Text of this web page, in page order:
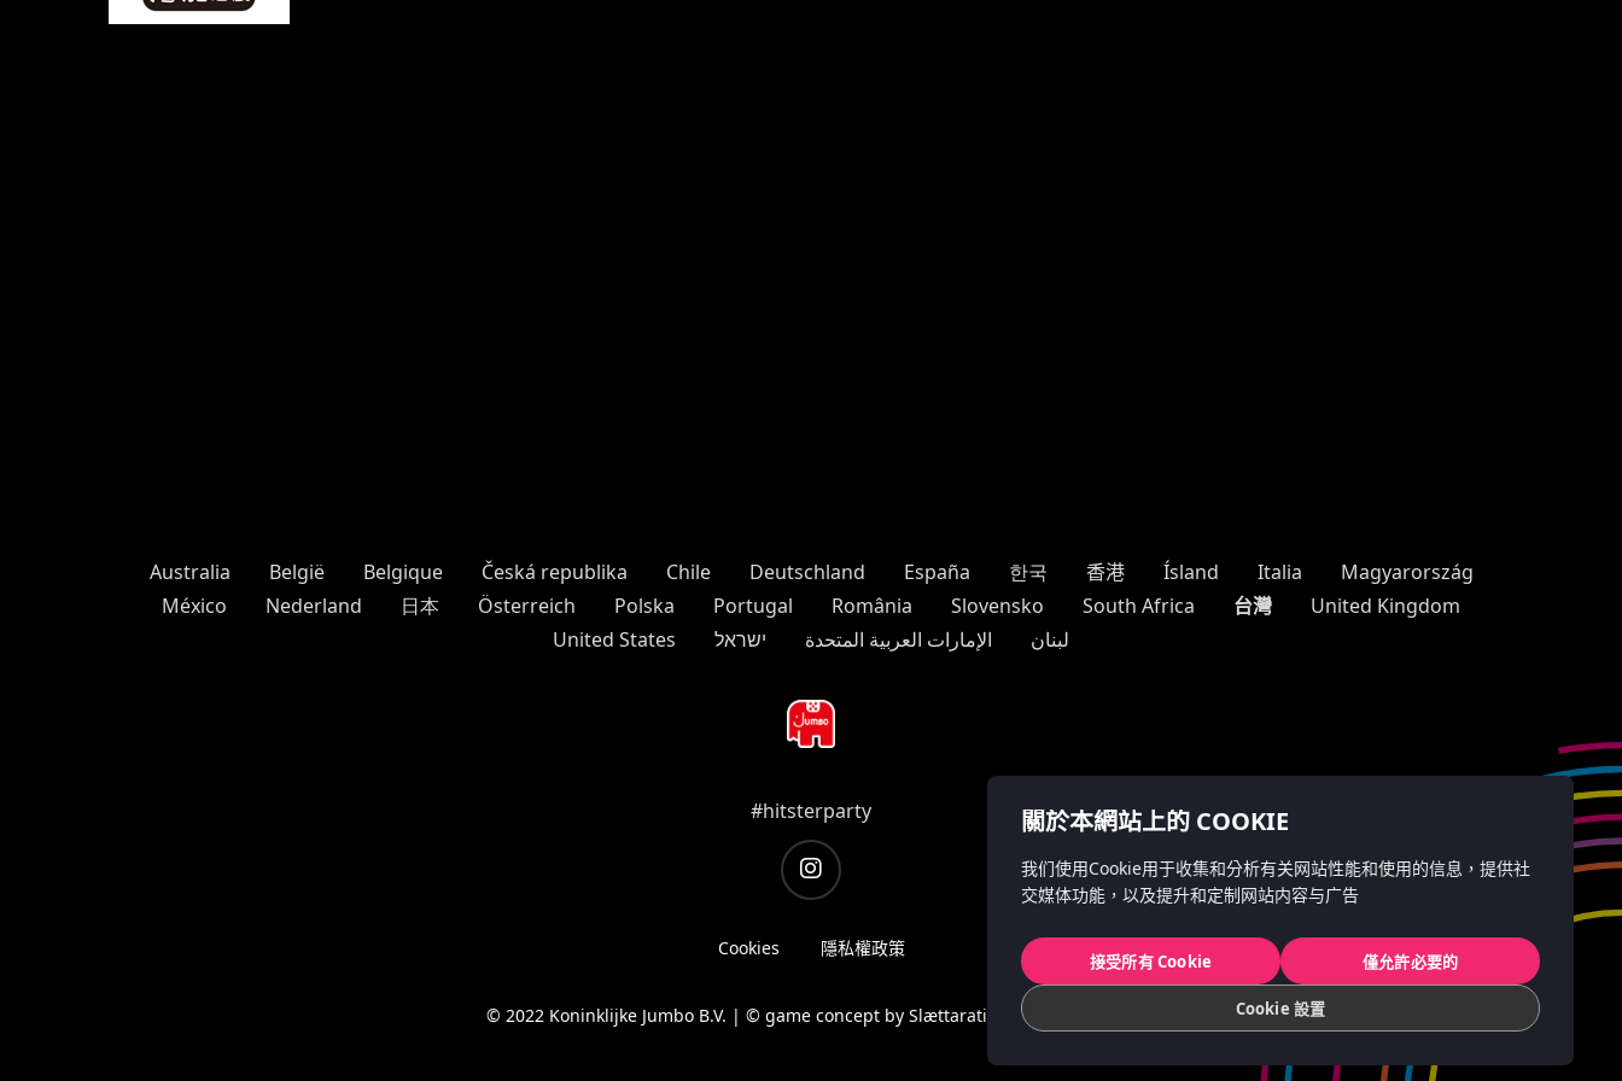
關於本網站上的 COOKIE
我们使用Cookie用于收集和分析有关网站性能和使用的信息，提供社
交媒体功能，以及提升和定制网站内容与广告
接受所有 Cookie 僅允許必要的
Cookie 設置
Australia België Belgique Česká republika Chile Deutschland España 한국 香港 Ísland Italia
Magyarország
México
Nederland 日本 Österreich Polska Portugal România Slovensko South Africa 台灣
United Kingdom
United States
ישראל الإمارات العربية المتحدة لبنان
#hitsterparty
instagram
Cookies 隱私權政策
© 2022 Koninklijke Jumbo B.V. | © game concept by Slættaratindur AB & Friends